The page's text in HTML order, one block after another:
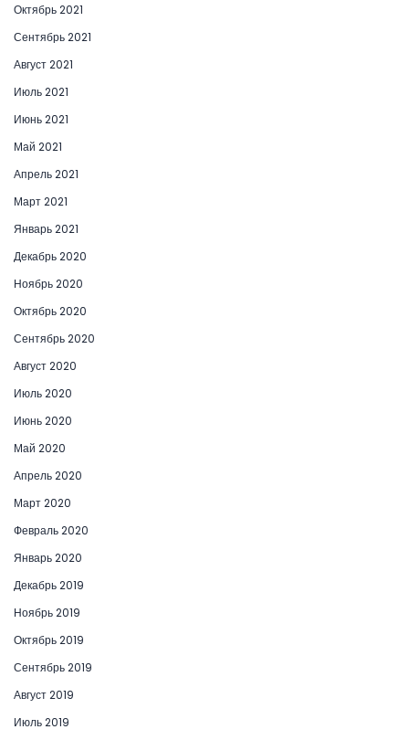
Октябрь 2021
Сентябрь 2021
Август 2021
Июль 2021
Июнь 2021
Май 2021
Апрель 2021
Март 2021
Январь 2021
Декабрь 2020
Ноябрь 2020
Октябрь 2020
Сентябрь 2020
Август 2020
Июль 2020
Июнь 2020
Май 2020
Апрель 2020
Март 2020
Февраль 2020
Январь 2020
Декабрь 2019
Ноябрь 2019
Октябрь 2019
Сентябрь 2019
Август 2019
Июль 2019